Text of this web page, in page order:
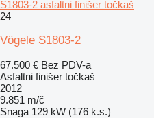
S1803-2 asfaltni finišer točkaš
24
Vögele S1803-2
67.500 € Bez PDV-a
Asfaltni finišer točkaš
2012
9.851 m/č
Snaga 129 kW (176 k.s.)